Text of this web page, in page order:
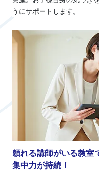
うにサポートします。
頼れる講師がいる教室
集中力が持続！